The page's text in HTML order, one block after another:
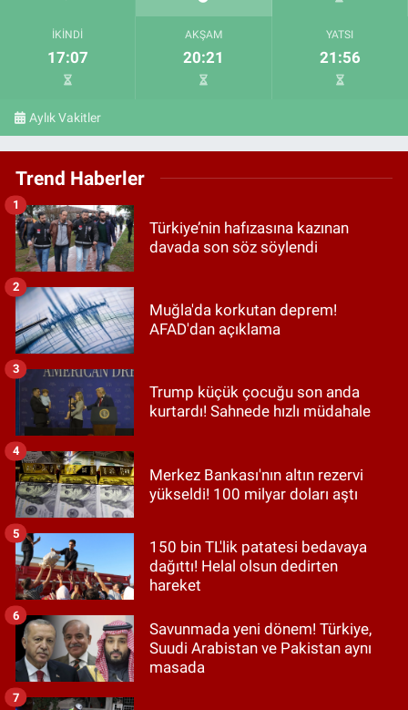
İKINDI
17:07
AKŞAM
20:21
YATSI
21:56
Aylık Vakitler
Trend Haberler
Türkiye’nin hafızasına kazınan
davada son söz söylendi
1
Muğla'da korkutan deprem!
AFAD'dan açıklama
2
Trump küçük çocuğu son anda
kurtardı! Sahnede hızlı müdahale
3
Merkez Bankası'nın altın rezervi
yükseldi! 100 milyar doları aştı
4
150 bin TL'lik patatesi bedavaya
dağıttı! Helal olsun dedirten
hareket
5
Savunmada yeni dönem! Türkiye,
Suudi Arabistan ve Pakistan aynı
masada
6
7